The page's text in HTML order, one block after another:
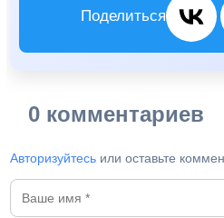
Поделиться
0 комментариев
Авторизуйтесь или оставьте